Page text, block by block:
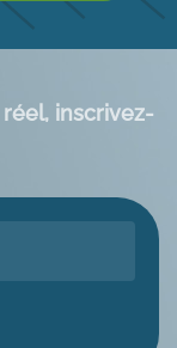
inscrivez-